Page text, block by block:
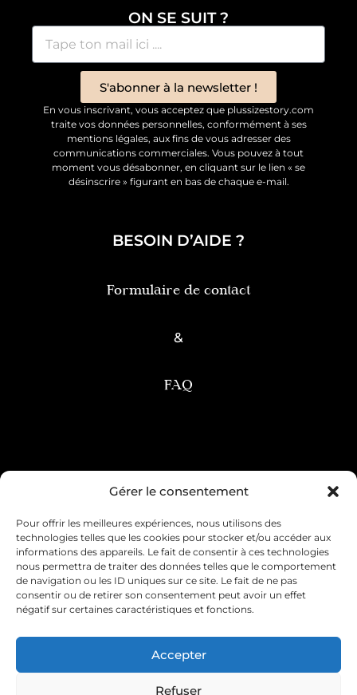
Gérer le consentement
Pour offrir les meilleures expériences, nous utilisons des
technologies telles que les cookies pour stocker et/ou accéder aux
informations des appareils. Le fait de consentir à ces technologies
nous permettra de traiter des données telles que le comportement
de navigation ou les ID uniques sur ce site. Le fait de ne pas
consentir ou de retirer son consentement peut avoir un effet
négatif sur certaines caractéristiques et fonctions.
Accepter
Refuser
ON SE SUIT ?
S'abonner à la newsletter !
En vous inscrivant, vous acceptez que plussizestory.com
traite vos données personnelles, conformément à ses
mentions légales, aux fins de vous adresser des
communications commerciales. Vous pouvez à tout
moment vous désabonner, en cliquant sur le lien « se
désinscrire » figurant en bas de chaque e-mail.
BESOIN D’AIDE ?
Formulaire de contact
&
FAQ
Condition générale de vente
Mentions légales Livraison & retour
Contact & service client
Politique de cookies (UE)
Déclaration de confidentialité (UE)
Imprint